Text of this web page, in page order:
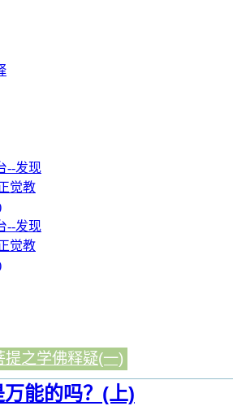
--发现
觉教
--发现
觉教
提之学佛释疑(一)
万能的吗？(上)